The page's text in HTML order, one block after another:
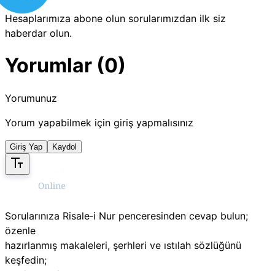
Hesaplarımıza abone olun sorularımızdan ilk siz
haberdar olun.
Yorumlar (0)
Yorumunuz
Yorum yapabilmek için giriş yapmalısınız
Giriş Yap Kaydol
Sorularınıza Risale‑i Nur penceresinden cevap bulun;
özenle
hazırlanmış makaleleri, şerhleri ve ıstılah sözlüğünü
keşfedin;